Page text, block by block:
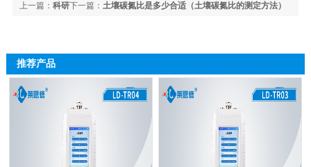
下一篇：土壤碳氮比是多少合适（土壤碳氮比的测定方法）
上一篇： 科研
推荐产品